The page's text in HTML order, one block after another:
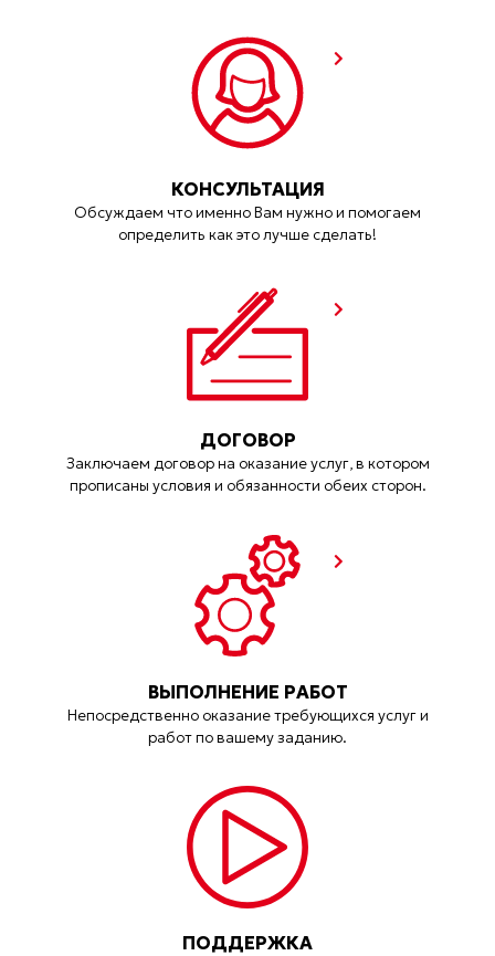
КОНСУЛЬТАЦИЯ
Обсуждаем что именно Вам нужно и помогаем
определить как это лучше сделать!
ДОГОВОР
Заключаем договор на оказание услуг, в котором
прописаны условия и обязанности обеих сторон.
ВЫПОЛНЕНИЕ РАБОТ
Непосредственно оказание требующихся услуг и
работ по вашему заданию.
ПОДДЕРЖКА